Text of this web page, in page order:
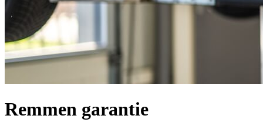
Remmen garantie